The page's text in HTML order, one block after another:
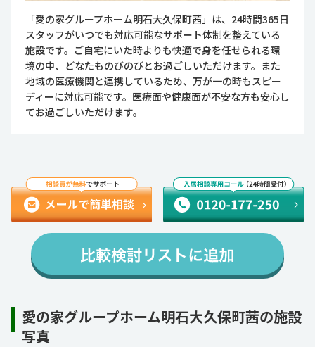
「愛の家グループホーム明石大久保町茜」は、24時間365日
スタッフがいつでも対応可能なサポート体制を整えている
施設です。ご自宅にいた時よりも快適で身を任せられる環
境の中、どなたものびのびとお過ごしいただけます。また
地域の医療機関と連携しているため、万が一の時もスピー
ディーに対応可能です。医療面や健康面が不安な方も安心し
てお過ごしいただけます。
愛の家グループホーム明石大久保町茜の施設
写真